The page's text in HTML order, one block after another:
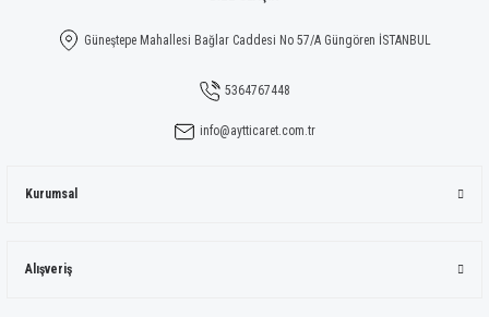
Güneştepe Mahallesi Bağlar Caddesi No 57/A Güngören İSTANBUL
5364767448
info@aytticaret.com.tr
Kurumsal
Alışveriş